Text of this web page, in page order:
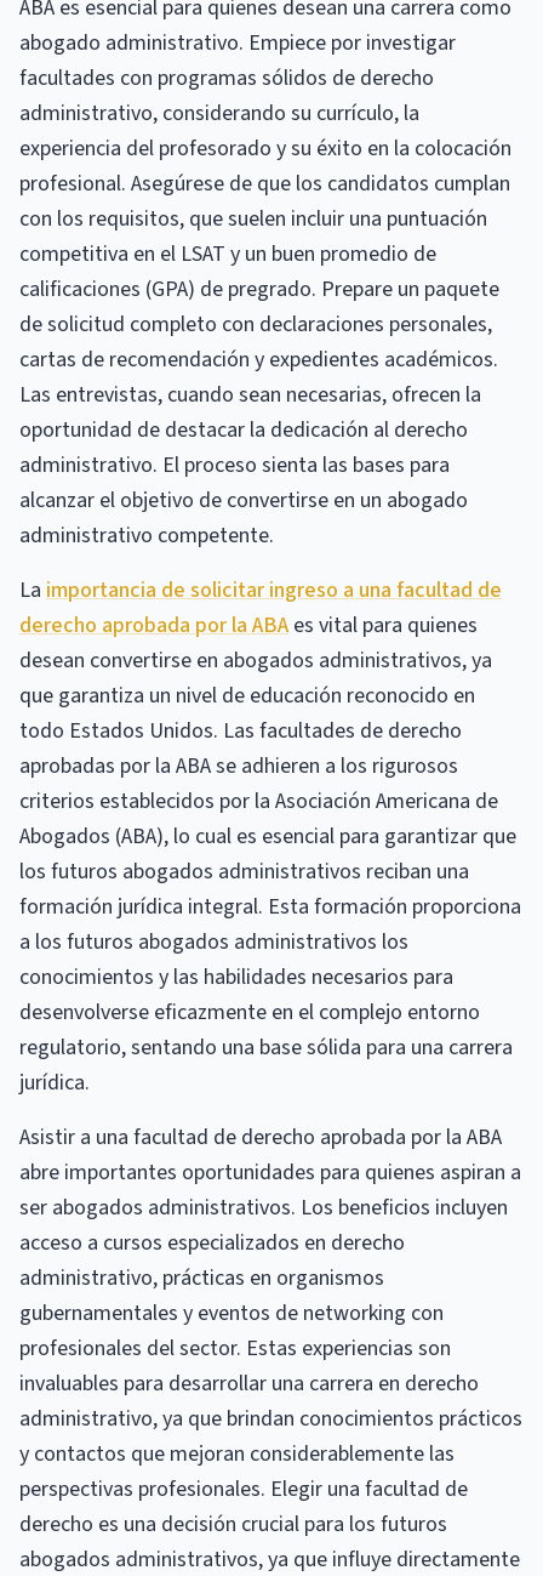
ABA es esencial para quienes desean una carrera como
abogado administrativo. Empiece por investigar
facultades con programas sólidos de derecho
administrativo, considerando su currículo, la
experiencia del profesorado y su éxito en la colocación
profesional. Asegúrese de que los candidatos cumplan
con los requisitos, que suelen incluir una puntuación
competitiva en el LSAT y un buen promedio de
calificaciones (GPA) de pregrado. Prepare un paquete
de solicitud completo con declaraciones personales,
cartas de recomendación y expedientes académicos.
Las entrevistas, cuando sean necesarias, ofrecen la
oportunidad de destacar la dedicación al derecho
administrativo. El proceso sienta las bases para
alcanzar el objetivo de convertirse en un abogado
administrativo competente.
La importancia de solicitar ingreso a una facultad de
derecho aprobada por la ABA es vital para quienes
desean convertirse en abogados administrativos, ya
que garantiza un nivel de educación reconocido en
todo Estados Unidos. Las facultades de derecho
aprobadas por la ABA se adhieren a los rigurosos
criterios establecidos por la Asociación Americana de
Abogados (ABA), lo cual es esencial para garantizar que
los futuros abogados administrativos reciban una
formación jurídica integral. Esta formación proporciona
a los futuros abogados administrativos los
conocimientos y las habilidades necesarios para
desenvolverse eficazmente en el complejo entorno
regulatorio, sentando una base sólida para una carrera
jurídica.
Asistir a una facultad de derecho aprobada por la ABA
abre importantes oportunidades para quienes aspiran a
ser abogados administrativos. Los beneficios incluyen
acceso a cursos especializados en derecho
administrativo, prácticas en organismos
gubernamentales y eventos de networking con
profesionales del sector. Estas experiencias son
invaluables para desarrollar una carrera en derecho
administrativo, ya que brindan conocimientos prácticos
y contactos que mejoran considerablemente las
perspectivas profesionales. Elegir una facultad de
derecho es una decisión crucial para los futuros
abogados administrativos, ya que influye directamente